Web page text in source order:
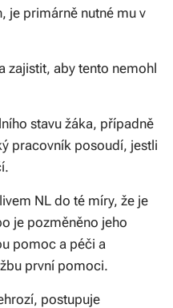
je primárně nutné mu v
zajistit, aby tento nemohl
stavu žáka, případně
pracovník posoudí, jestli
NL do té míry, že je
je pozměněno jeho
pomoc a péči a
první pomoci.
postupuje